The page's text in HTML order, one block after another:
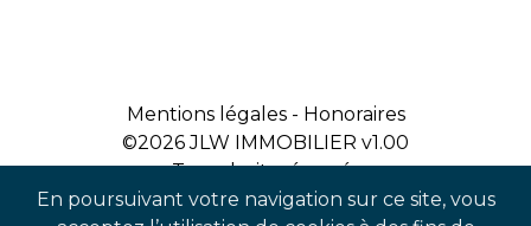
En poursuivant votre navigation sur ce site, vous
Mentions légales- Honoraires
©2026JLW IMMOBILIER v1.00
Tous droits réservés